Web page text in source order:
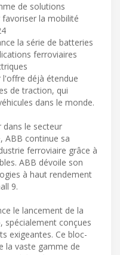
de solutions
la mobilité
la série de batteries
ferroviaires
déjà étendue
de traction, qui
dans le monde.
le secteur
ABB continue sa
ferroviaire grâce à
ABB dévoile son
à haut rendement
9.
le lancement de la
spécialement conçues
exigeantes. Ce bloc-
la vaste gamme de